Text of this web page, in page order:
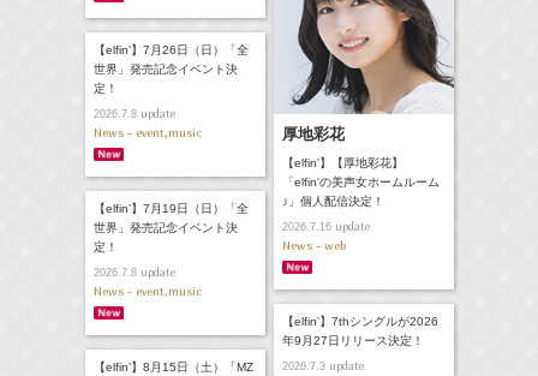
厚地彩花
【elfin'】【厚地彩花】
「elfin'の美声女ホームルーム
♪」個人配信決定！
2026.7.16update
News - web
【elfin’】7月26日（日）「全
世界」発売記念イベント決
定！
2026.7.8update
News - event,music
【elfin’】7月19日（日）「全
世界」発売記念イベント決
定！
2026.7.8update
News - event,music
【elfin’】7thシングルが2026
年9月27日リリース決定！
2026.7.3update
【elfin’】8月15日（土）「MZ